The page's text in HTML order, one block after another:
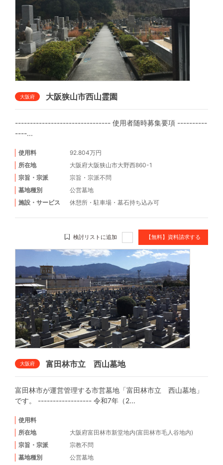
大阪府 大阪狭山市西山霊園
-------------------------------- 使用者随時募集要項 ----------
----...
使用料
92.804万円
所在地
大阪府大阪狭山市大野西860-1
宗旨・宗派
宗旨・宗派不問
墓地種別
公営墓地
施設・サービス
休憩所 ・ 駐車場 ・ 墓石持ち込み可
検討リストに追加 【無料】資料請求する
大阪府 富田林市立 西山墓地
富田林市が運営管理する市営墓地「富田林市立 西山墓地」
です。 ------------------ 令和7年（2...
使用料
所在地
大阪府富田林市新堂地内(富田林市毛人谷地内)
宗旨・宗派
宗教不問
墓地種別
公営墓地